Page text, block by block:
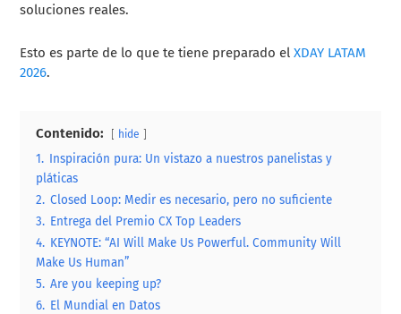
soluciones reales.
Esto es parte de lo que te tiene preparado elXDAY LATAM
2026.
Contenido: hide
1. Inspiración pura: Un vistazo a nuestros panelistas y
pláticas
2. Closed Loop: Medir es necesario, pero no suficiente
3. Entrega del Premio CX Top Leaders
4. KEYNOTE: “AI Will Make Us Powerful. Community Will
Make Us Human”
5. Are you keeping up?
6. El Mundial en Datos